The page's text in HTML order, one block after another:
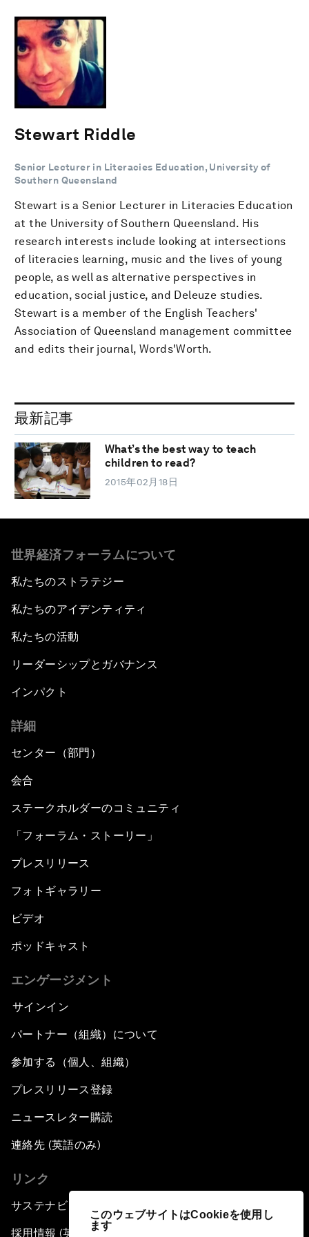
このウェブサイトはCookieを使用し
ます
Stewart Riddle
Senior Lecturer in Literacies Education, University of
Southern Queensland
Stewart is a Senior Lecturer in Literacies Education
at the University of Southern Queensland. His
research interests include looking at intersections
of literacies learning, music and the lives of young
people, as well as alternative perspectives in
education, social justice, and Deleuze studies.
Stewart is a member of the English Teachers'
Association of Queensland management committee
and edits their journal, Words'Worth.
最新記事
What’s the best way to teach
children to read?
2015年02月18日
世界経済フォーラムについて
私たちのストラテジー
私たちのアイデンティティ
私たちの活動
リーダーシップとガバナンス
インパクト
詳細
センター（部門）
会合
ステークホルダーのコミュニティ
「フォーラム・ストーリー」
プレスリリース
フォトギャラリー
ビデオ
ポッドキャスト
エンゲージメント
サインイン
パートナー（組織）について
参加する（個人、組織）
プレスリリース登録
ニュースレター購読
連絡先 (英語のみ)
リンク
サステナビリティへの取り組み
採用情報 (英語のみ)